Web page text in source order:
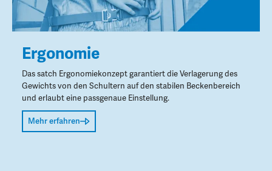
Ergonomie
Das satch Ergonomiekonzept garantiert die Verlagerung des
Gewichts von den Schultern auf den stabilen Beckenbereich
und erlaubt eine passgenaue Einstellung.
Mehr erfahren